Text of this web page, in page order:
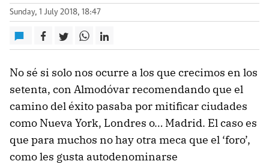
Sunday, 1 July 2018, 18:47
No sé si solo nos ocurre a los que crecimos en los
setenta, con Almodóvar recomendando que el
camino del éxito pasaba por mitificar ciudades
como Nueva York, Londres o… Madrid. El caso es
que para muchos no hay otra meca que el ‘foro’,
como les gusta autodenominarse